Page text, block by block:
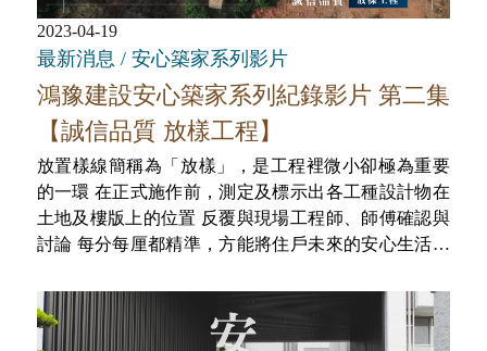
2023-04-19
最新消息 / 安心築家系列影片
鴻豫建設安心築家系列紀錄影片 第二集
【誠信品質 放樣工程】
放置樣線簡稱為「放樣」，是工程裡微小卻極為重要
的一環 在正式施作前，測定及標示出各工種設計物在
土地及樓版上的位置 反覆與現場工程師、師傅確認與
討論 每分每厘都精準，方能將住戶未來的安心生活兌